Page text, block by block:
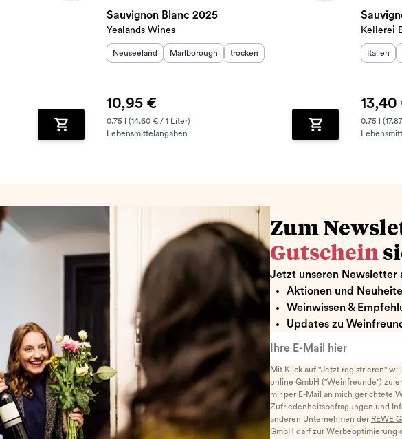
Zum Warenkorb hinzufügen
Sauvignon Blanc 2025
Yealands Wines
Herkunftsland
Neuseeland Herkunftsregion :
Marlborough Geschmack
trocken
10,95 €
0.75 l (14.60 € / 1 Liter)
Lebensmittelangaben
Zum Warenkorb
Kellerei
Italien
13,40
0.75 l
Zum
Gutschein
Jetzt unseren Newsletter
Aktionen und
Weinwissen &
Updates zu
Mit Klick auf "Jetzt registrieren"
online GmbH ("Weinfreunde") zu
mir per E-Mail an mich gerichtete
Zufriedenheitsbefragungen und
anderen Unternehmen der REWE
GmbH darf zur Werbeoptimierung